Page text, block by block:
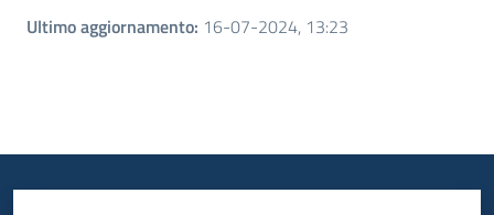
Ultimo aggiornamento: 16-07-2024, 13:23